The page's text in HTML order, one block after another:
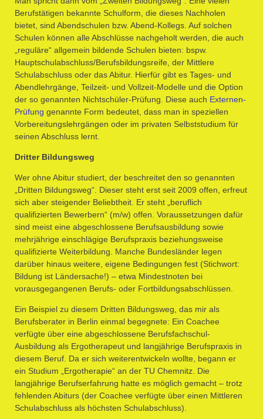
Berufstätigen bekannte Schulform, die dieses Nachholen
bietet, sind Abendschulen bzw. Abend-Kollegs. Auf solchen
Schulen können alle Abschlüsse nachgeholt werden, die auch
„reguläre“ allgemein bildende Schulen bieten: bspw.
Hauptschulabschluss/Berufsbildungsreife, der Mittlere
Schulabschluss oder das Abitur. Hierfür gibt es Tages- und
Abendlehrgänge, Teilzeit- und Vollzeit-Modelle und die Option
der so genannten Nichtschüler-Prüfung. Diese auch Externen-
Prüfung genannte Form bedeutet, dass man in speziellen
Vorbereitungslehrgängen oder im privaten Selbststudium für
seinen Abschluss lernt.
Dritter Bildungsweg
Wer ohne Abitur studiert, der beschreitet den so genannten
„Dritten Bildungsweg“. Dieser steht erst seit 2009 offen, erfreut
sich aber steigender Beliebtheit. Er steht „beruflich
qualifizierten Bewerbern“ (m/w) offen. Voraussetzungen dafür
sind meist eine abgeschlossene Berufsausbildung sowie
mehrjährige einschlägige Berufspraxis beziehungsweise
qualifizierte Weiterbildung. Manche Bundesländer legen
darüber hinaus weitere, eigene Bedingungen fest (Stichwort:
Bildung ist Ländersache!) – etwa Mindestnoten bei
vorausgegangenen Berufs- oder Fortbildungsabschlüssen.
Ein Beispiel zu diesem Dritten Bildungsweg, das mir als
Berufsberater in Berlin einmal begegnete: Ein Coachee
verfügte über eine abgeschlossene Berufsfachschul-
Ausbildung als Ergotherapeut und langjährige Berufspraxis in
diesem Beruf. Da er sich weiterentwickeln wollte, begann er
ein Studium „Ergotherapie“ an der TU Chemnitz. Die
langjährige Berufserfahrung hatte es möglich gemacht – trotz
fehlenden Abiturs (der Coachee verfügte über einen Mittleren
Schulabschluss als höchsten Schulabschluss).